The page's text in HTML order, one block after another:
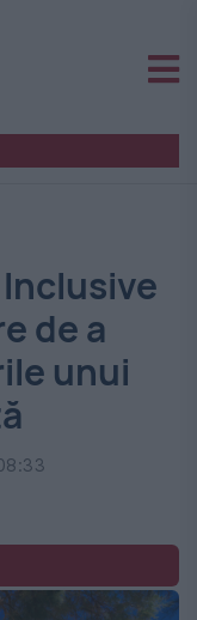
de a
unui